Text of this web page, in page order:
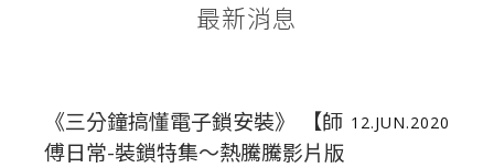
最新消息
12.JUN.2020
《三分鐘搞懂電子鎖安裝》 【師
傅日常-裝鎖特集～熱騰騰影片版